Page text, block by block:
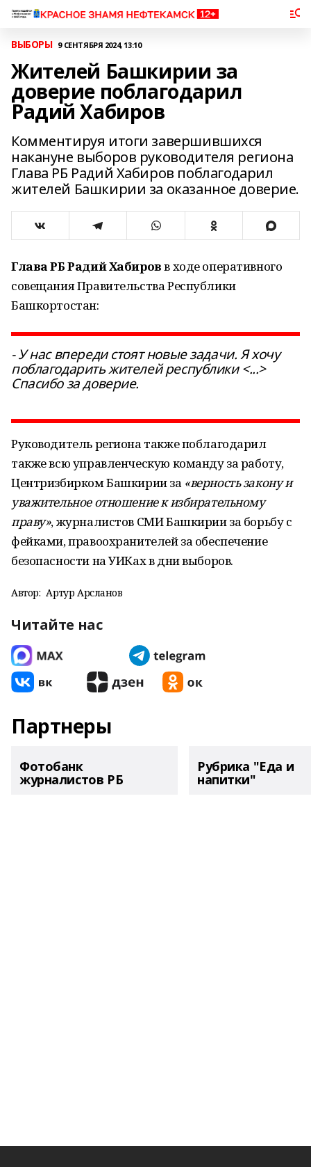
ВЫБОРЫ 9 СЕНТЯБРЯ 2024, 13:10
Жителей Башкирии за
доверие поблагодарил
Радий Хабиров
Комментируя итоги завершившихся
накануне выборов руководителя региона
Глава РБ Радий Хабиров поблагодарил
жителей Башкирии за оказанное доверие.
Глава РБ Радий Хабировв ходе оперативного
совещания Правительства Республики
Башкортостан:
- У нас впереди стоят новые задачи. Я хочу
поблагодарить жителей республики <...>
Спасибо за доверие.
Руководитель региона также поблагодарил
также всю управленческую команду за работу,
Центризбирком Башкирии за «верность закону и
уважительное отношение к избирательному
праву», журналистов СМИ Башкирии за борьбу с
фейками, правоохранителей за обеспечение
безопасности на УИКах в дни выборов.
Автор: Артур Арсланов
Читайте нас
Партнеры
Фотобанк
журналистов РБ
Рубрика "Еда и
напитки"